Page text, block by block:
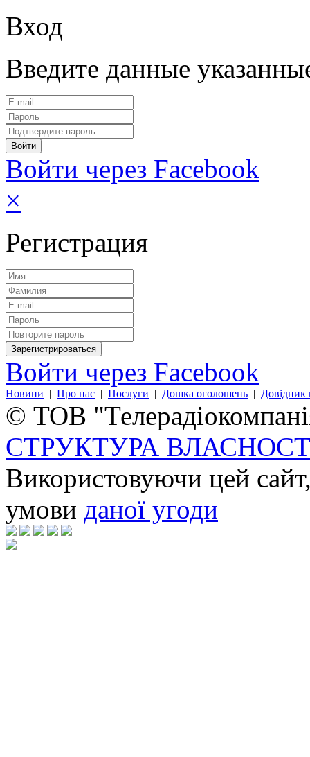
Вход
Введите данные
Войти через Facebook
×
Регистрация
Войти через Facebook
Новини | Про нас | Послуги | Дошка оголошень | Довідник
© ТОВ
СТРУКТУРА
Використовуючи цей
умови даної угоди